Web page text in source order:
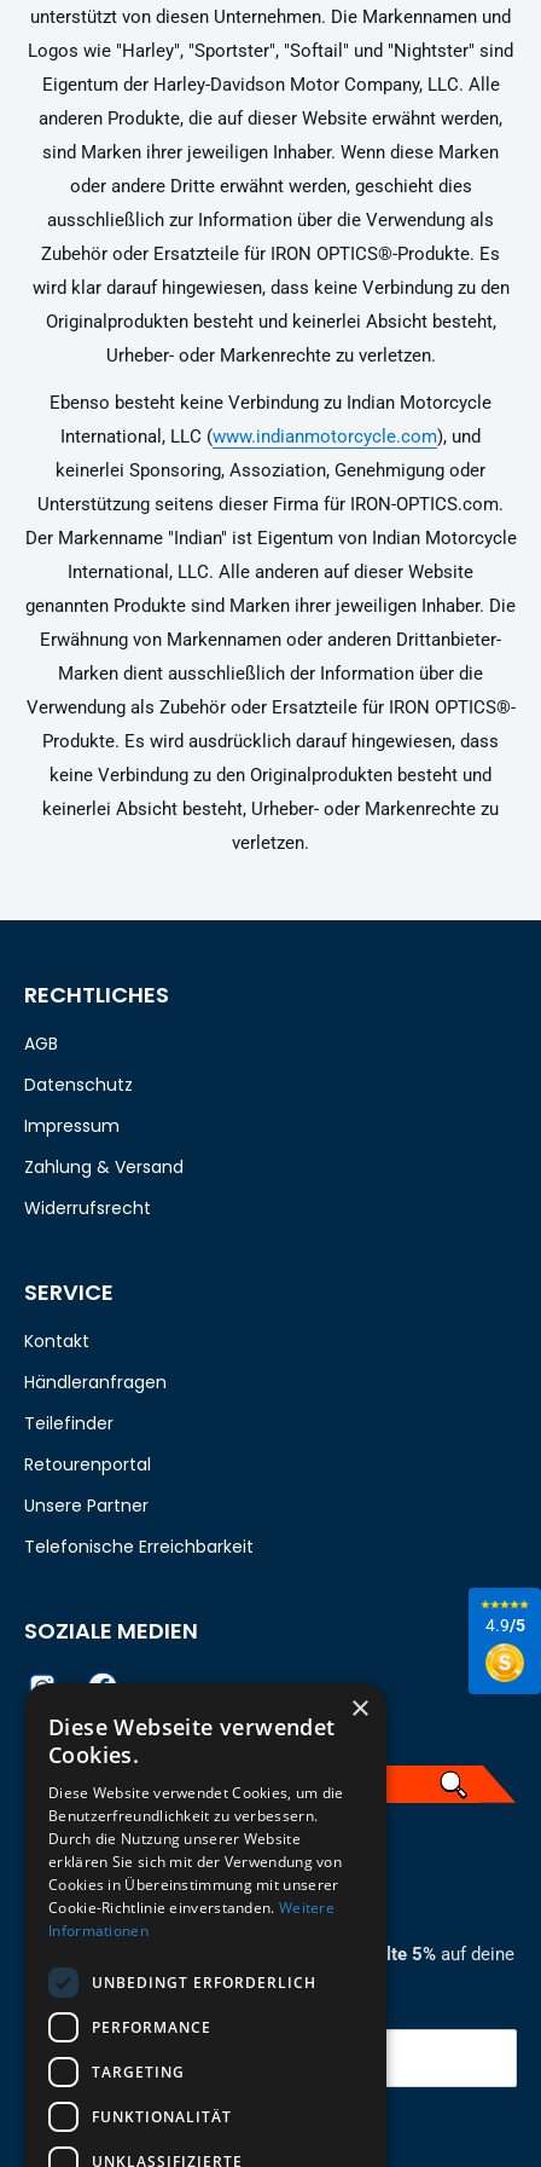
unterstützt von diesen Unternehmen. Die Markennamen und
Logos wie "Harley", "Sportster", "Softail" und "Nightster" sind
Eigentum der Harley-Davidson Motor Company, LLC. Alle
anderen Produkte, die auf dieser Website erwähnt werden,
sind Marken ihrer jeweiligen Inhaber. Wenn diese Marken
oder andere Dritte erwähnt werden, geschieht dies
ausschließlich zur Information über die Verwendung als
Zubehör oder Ersatzteile für IRON OPTICS®-Produkte. Es
wird klar darauf hingewiesen, dass keine Verbindung zu den
Originalprodukten besteht und keinerlei Absicht besteht,
Urheber- oder Markenrechte zu verletzen.
Ebenso besteht keine Verbindung zu Indian Motorcycle
International, LLC (www.indianmotorcycle.com), und
keinerlei Sponsoring, Assoziation, Genehmigung oder
Unterstützung seitens dieser Firma für IRON-OPTICS.com.
Der Markenname "Indian" ist Eigentum von Indian Motorcycle
International, LLC. Alle anderen auf dieser Website
genannten Produkte sind Marken ihrer jeweiligen Inhaber. Die
Erwähnung von Markennamen oder anderen Drittanbieter-
Marken dient ausschließlich der Information über die
Verwendung als Zubehör oder Ersatzteile für IRON OPTICS®-
Produkte. Es wird ausdrücklich darauf hingewiesen, dass
keine Verbindung zu den Originalprodukten besteht und
keinerlei Absicht besteht, Urheber- oder Markenrechte zu
verletzen.
4.9/5
ZUM NEWSLETTER ANMELDEN
Melde dich jetzt zum Newsletter an und erhalte 5% auf deine
erste Bestellung.
Deine Email
Abschicken
RECHTLICHES
AGB
Datenschutz
Impressum
Zahlung & Versand
Widerrufsrecht
SERVICE
Kontakt
Händleranfragen
Teilefinder
Retourenportal
Unsere Partner
Telefonische Erreichbarkeit
SOZIALE MEDIEN
German
×
Diese Webseite verwendet
Cookies.
Diese Website verwendet Cookies, um die
Benutzerfreundlichkeit zu verbessern.
Durch die Nutzung unserer Website
erklären Sie sich mit der Verwendung von
Cookies in Übereinstimmung mit unserer
Cookie-Richtlinie einverstanden. Weitere
Informationen
UNBEDINGT ERFORDERLICH
PERFORMANCE
TARGETING
FUNKTIONALITÄT
UNKLASSIFIZIERTE